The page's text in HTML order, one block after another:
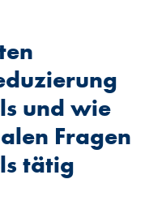
und wie
Fragen
tätig